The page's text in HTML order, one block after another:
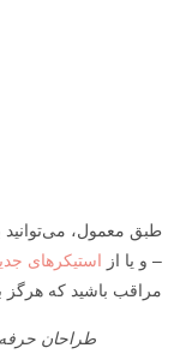
طبق معمول، می‌توانید
– و یا از استیکرهای
مراقب باشید که
طراحان